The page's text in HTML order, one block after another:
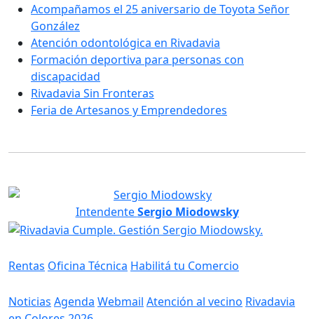
Acompañamos el 25 aniversario de Toyota Señor
González
Atención odontológica en Rivadavia
Formación deportiva para personas con
discapacidad
Rivadavia Sin Fronteras
Feria de Artesanos y Emprendedores
IntendenteSergio Miodowsky
Rentas Oficina Técnica Habilitá tu Comercio
Noticias Agenda Webmail Atención al vecino Rivadavia